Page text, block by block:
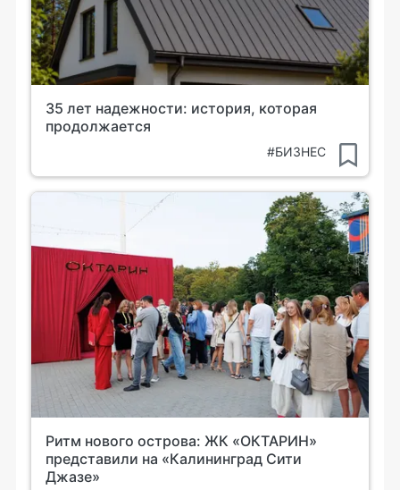
35 лет надежности: история, которая
продолжается
#БИЗНЕС
Ритм нового острова: ЖК «ОКТАРИН»
представили на «Калининград Сити
Джазе»